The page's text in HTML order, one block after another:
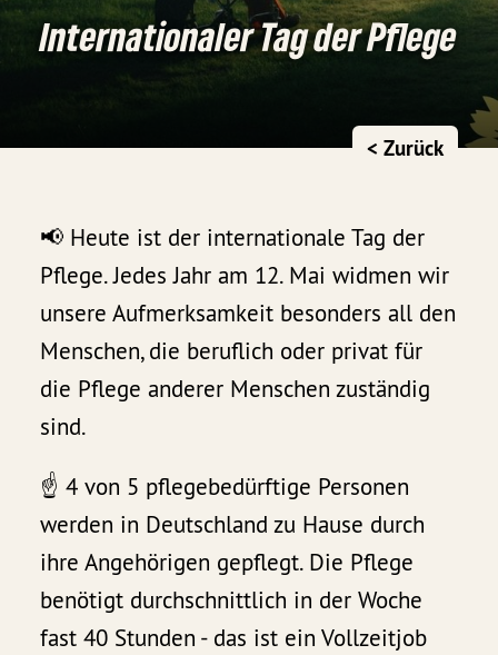
Internationaler Tag der Pflege
< Zurück
📢 Heute ist der internationale Tag der
Pflege. Jedes Jahr am 12. Mai widmen wir
unsere Aufmerksamkeit besonders all den
Menschen, die beruflich oder privat für
die Pflege anderer Menschen zuständig
sind.
☝️ 4 von 5 pflegebedürftige Personen
werden in Deutschland zu Hause durch
ihre Angehörigen gepflegt. Die Pflege
benötigt durchschnittlich in der Woche
fast 40 Stunden - das ist ein Vollzeitjob